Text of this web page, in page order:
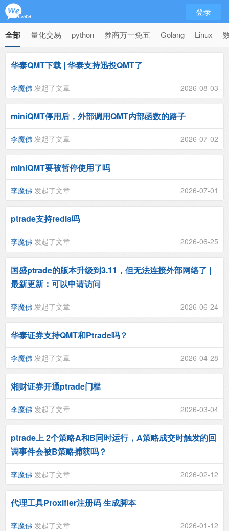
登录
全部 量化交易 python 券商万一免五 Golang Linux
华泰QMT下载 | 华泰支持迅投QMT了
李魔佛 发起了文章 2026-08-03
miniQMT停用后，外部调用QMT内部函数的路子
李魔佛 发起了文章 2026-07-02
miniQMT要被暂停使用了吗
李魔佛 发起了文章 2026-07-01
ptrade支持redis吗
李魔佛 发起了文章 2026-06-25
国盛ptrade的版本升级到3.11，但无法连接外部网络了 |
最新更新：可以申请访问
李魔佛 发起了文章 2026-06-24
华泰证券支持QMT和Ptrade吗？
李魔佛 发起了文章 2026-04-28
湘财证券开通ptrade门槛
李魔佛 发起了文章 2026-03-04
ptrade上 2个策略A和B同时运行，A策略成交时触发的回
调事件会被B策略捕获吗？
李魔佛 发起了文章 2026-02-12
代理工具Proxifier注册码 生成脚本
李魔佛 发起了文章 2026-01-12